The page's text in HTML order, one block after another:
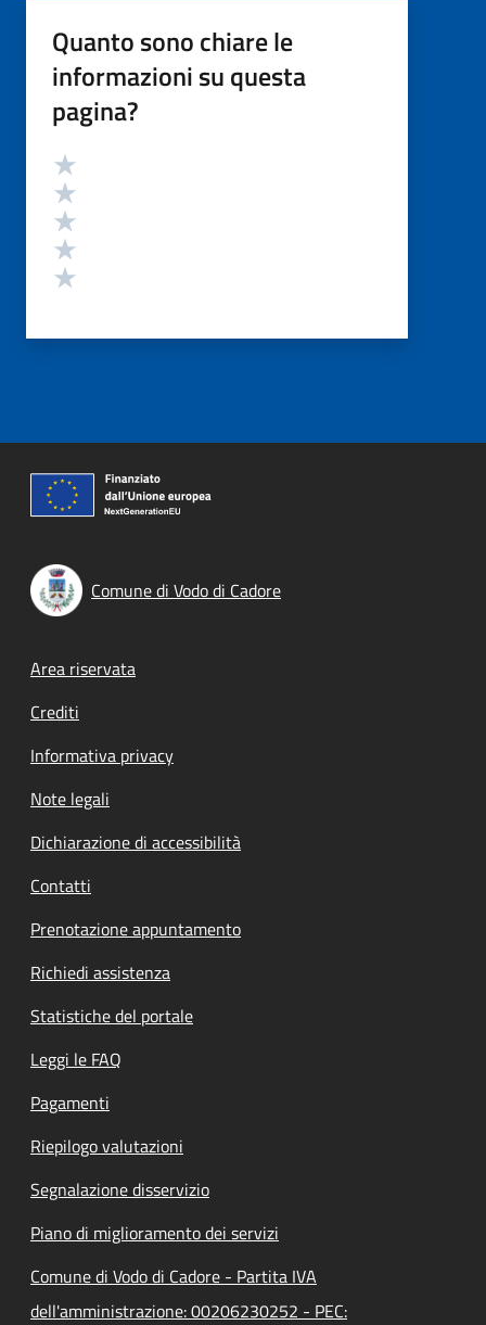
Quanto sono chiare le
informazioni su questa
pagina?
Valutazione
Comune di Vodo di Cadore
Footer menu
Area riservata
Crediti
Informativa privacy
Note legali
Dichiarazione di accessibilità
Contatti
Prenotazione appuntamento
Richiedi assistenza
Statistiche del portale
Leggi le FAQ
Pagamenti
Riepilogo valutazioni
Segnalazione disservizio
Piano di miglioramento dei servizi
Comune di Vodo di Cadore - Partita IVA
dell'amministrazione: 00206230252 - PEC: